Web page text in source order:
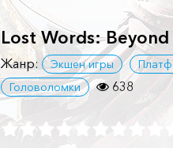
Lost Words:
Жанр: Экшен игры
Головоломки
638